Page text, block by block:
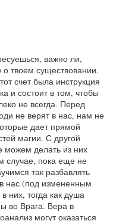
важно ли,
твоем существовании.
счет была инструкция
и состоит в том, чтобы
не всегда. Перед
не верят в нас, нам не
дает прямой
магии. С другой
можем делать из них
случае, пока еще не
так разбавлять
нас (под измененным
них, тогда как душа
во Врага. Вера в
могут оказаться